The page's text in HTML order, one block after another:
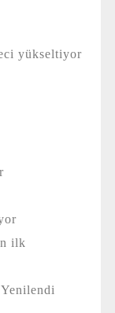
yükseltiyor
ilk
Yenilendi